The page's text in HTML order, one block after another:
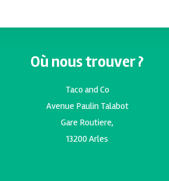
Où nous trouver ?
Taco and Co
Avenue Paulin Talabot
Gare Routiere,
13200 Arles